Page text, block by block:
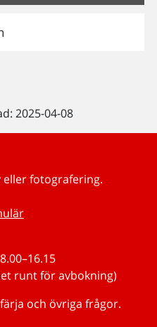
2025-04-08
fotografering.
runt för avbokning)
och övriga frågor.